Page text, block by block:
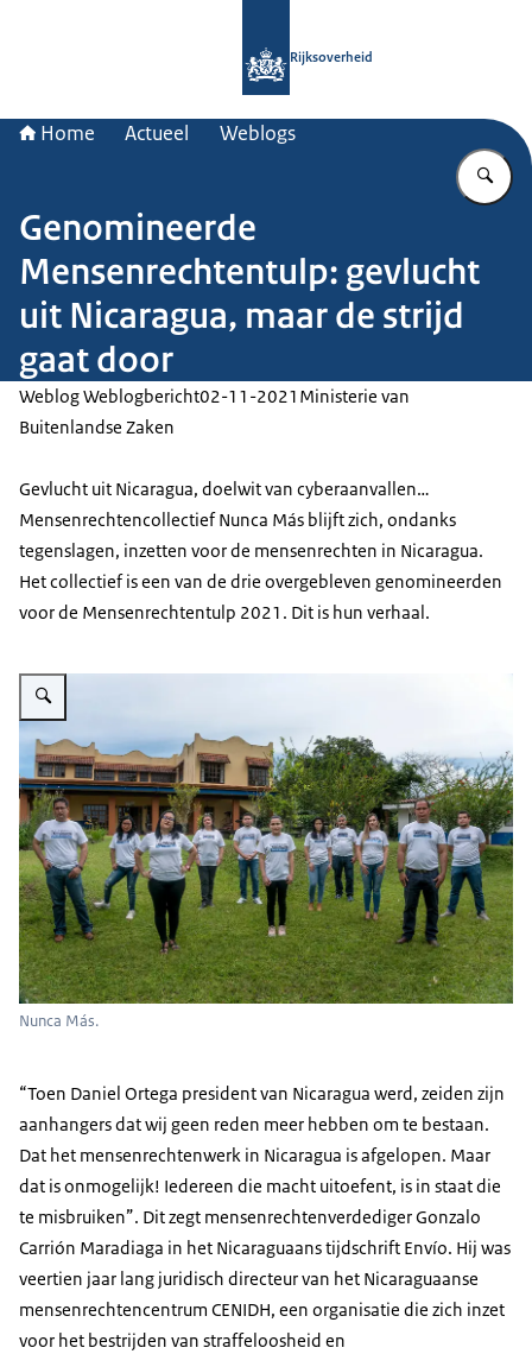
Rijksoverheid
Home Actueel Weblogs
Genomineerde
Mensenrechtentulp: gevlucht
uit Nicaragua, maar de strijd
gaat door
Weblog Weblogbericht02-11-2021 Ministerie van
Buitenlandse Zaken
Gevlucht uit Nicaragua, doelwit van cyberaanvallen…
Mensenrechtencollectief Nunca Más blijft zich, ondanks
tegenslagen, inzetten voor de mensenrechten in Nicaragua.
Het collectief is een van de drie overgebleven genomineerden
voor de Mensenrechtentulp 2021. Dit is hun verhaal.
Vergroot afbeelding Nunca Más
Nunca Más.
“Toen Daniel Ortega president van Nicaragua werd, zeiden zijn
aanhangers dat wij geen reden meer hebben om te bestaan.
Dat het mensenrechtenwerk in Nicaragua is afgelopen. Maar
dat is onmogelijk! Iedereen die macht uitoefent, is in staat die
te misbruiken”. Dit zegt mensenrechtenverdediger Gonzalo
Carrión Maradiaga in het Nicaraguaans tijdschrift Envío. Hij was
veertien jaar lang juridisch directeur van het Nicaraguaanse
mensenrechtencentrum CENIDH, een organisatie die zich inzet
voor het bestrijden van straffeloosheid en